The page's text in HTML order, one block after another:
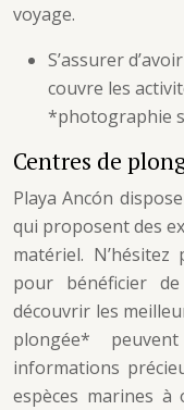
voyage.
S’assurer
couvre les
*photographie
Centres de
Playa Ancón
qui proposent des
matériel.
pour bénéficier
découvrir les
plongée*
informations
espèces marines